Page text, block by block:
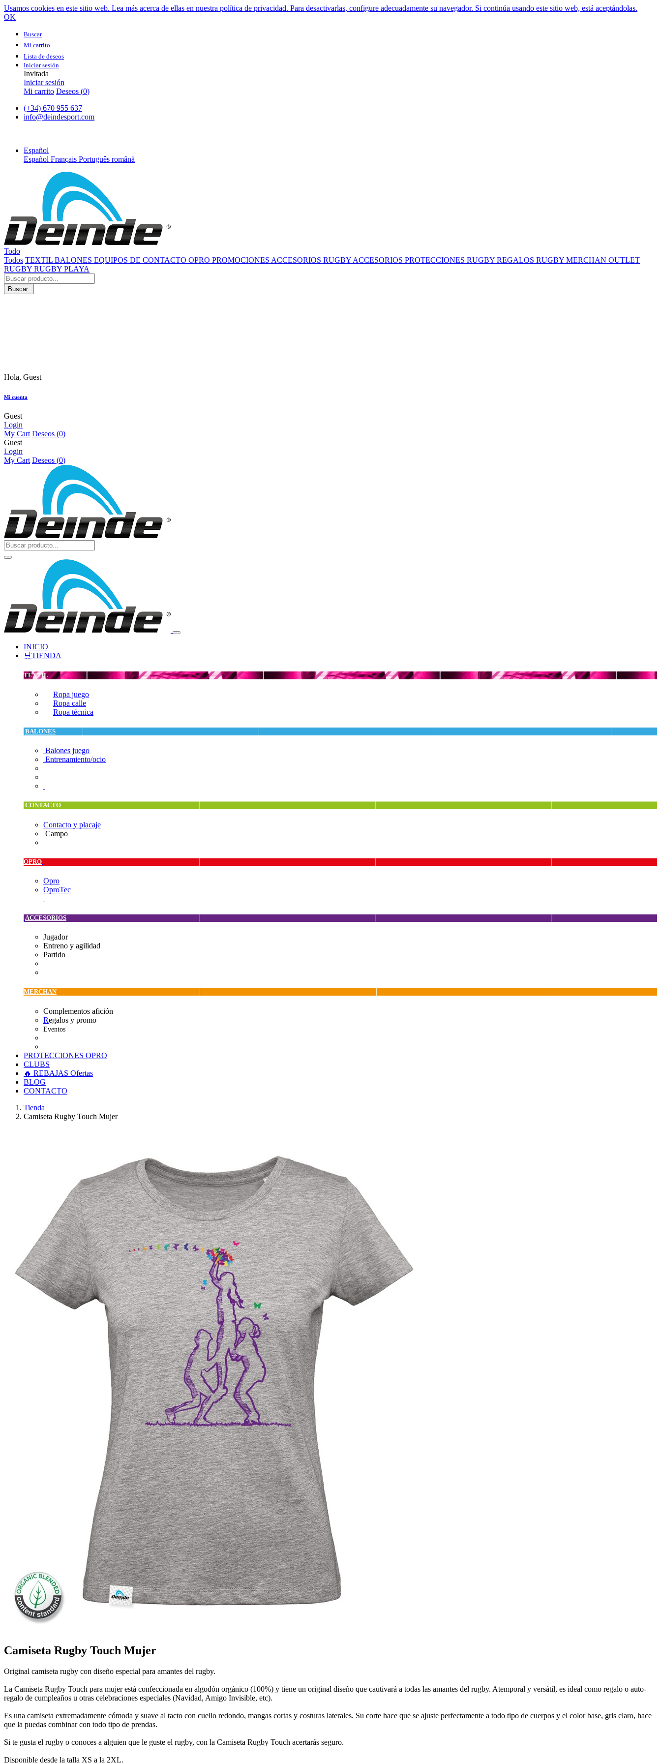
Usamos cookies en este sitio web. Lea más acerca de ellas en nuestra política de privacidad. Para desactivarlas, configure adecuadamente su navegador. Si continúa usando este sitio web, está aceptándolas.
OK
Buscar
Mi carrito
Lista de deseos
Iniciar sesión
Invitada
Iniciar sesión
Mi carrito Deseos (0)
(+34) 670 955 637
info@deindesport.com
Español
Español Français Português română
Todo
Todos TEXTIL BALONES EQUIPOS DE CONTACTO OPRO PROMOCIONES ACCESORIOS RUGBY ACCESORIOS PROTECCIONES RUGBY REGALOS RUGBY MERCHAN OUTLET
RUGBY RUGBY PLAYA
Buscar
Hola, Guest
Mi cuenta
Guest
Login
My Cart Deseos (0)
Guest
Login
My Cart Deseos (0)
INICIO
🛒TIENDA
TEXTIL
Ropa juego
Ropa calle
Ropa técnica
BALONES
Balones juego
Entrenamiento/ocio
CONTACTO
Contacto y placaje
Campo
OPRO
Opro
OproTec
ACCESORIOS
Jugador
Entreno y agilidad
Partido
MERCHAN
Complementos afición
Regalos y promo
Eventos
PROTECCIONES OPRO
CLUBS
🔥 REBAJAS Ofertas
BLOG
CONTACTO
Tienda
Camiseta Rugby Touch Mujer
Camiseta Rugby Touch Mujer
Original camiseta rugby con diseño especial para amantes del rugby.
La Camiseta Rugby Touch para mujer está confeccionada en algodón orgánico (100%) y tiene un original diseño que cautivará a todas las amantes del rugby. Atemporal y versátil, es ideal como regalo o auto-
regalo de cumpleaños u otras celebraciones especiales (Navidad, Amigo Invisible, etc).
Es una camiseta extremadamente cómoda y suave al tacto con cuello redondo, mangas cortas y costuras laterales. Su corte hace que se ajuste perfectamente a todo tipo de cuerpos y el color base, gris claro, hace
que la puedas combinar con todo tipo de prendas.
Si te gusta el rugby o conoces a alguien que le guste el rugby, con la Camiseta Rugby Touch acertarás seguro.
Disponible desde la talla XS a la 2XL.